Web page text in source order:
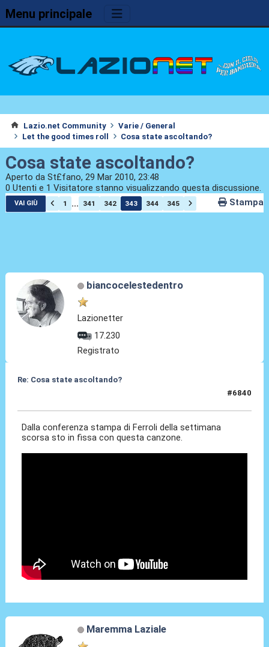
Menu principale
Lazio.net Community
Varie / General
Let the good times roll
Cosa state ascoltando?
Cosa state ascoltando?
Aperto da St£fano, 29 Mar 2010, 23:48
0 Utenti e 1 Visitatore stanno visualizzando questa discussione.
VAI GIÙ 1 ... 341 342 343 344 345 Stampa
biancocelestedentro
Lazionetter
17.230
Registrato
Re: Cosa state ascoltando?
#6840
Dalla conferenza stampa di Ferroli della settimana
scorsa sto in fissa con questa canzone.
Maremma Laziale